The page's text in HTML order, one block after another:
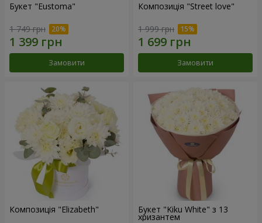
Букет "Eustoma"
1 749 грн
Замовити
Композиція "Street love"
1 999 грн
Замовити
Композиція "Elizabeth" Букет "Kiku White" з 13
хризантем